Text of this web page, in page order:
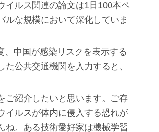
イルス関連の論文は1日100本ペ
ルな規模において深化していま
、中国が感染リスクを表示する
公共交通機関を入力すると、
ご紹介したいと思います。ご存
イルスが体内に侵入する恐れが
ね。ある技術愛好家は機械学習